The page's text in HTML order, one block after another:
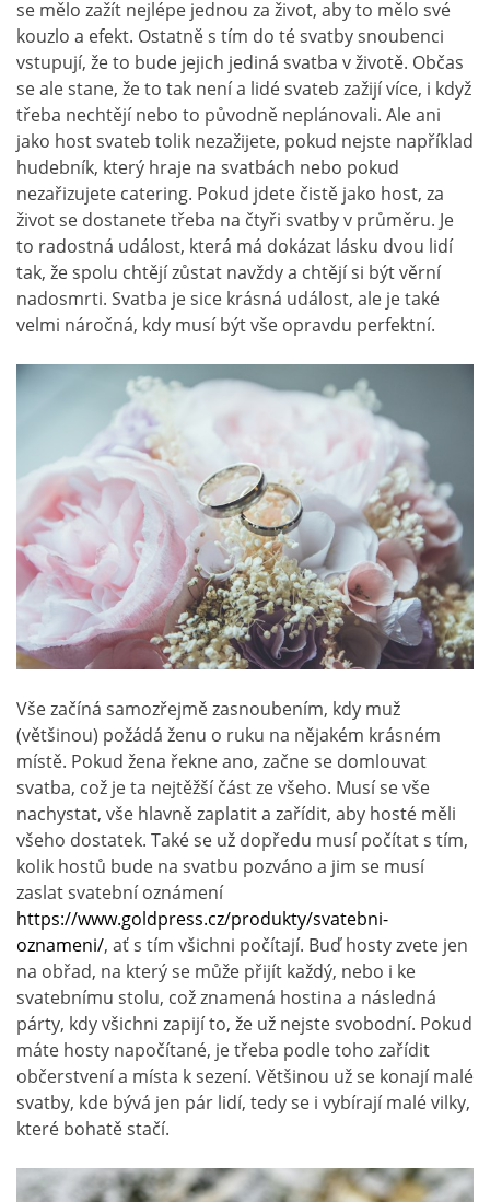
se mělo zažít nejlépe jednou za život, aby to mělo své
kouzlo a efekt. Ostatně s tím do té svatby snoubenci
vstupují, že to bude jejich jediná svatba v životě. Občas
se ale stane, že to tak není a lidé svateb zažijí více, i když
třeba nechtějí nebo to původně neplánovali. Ale ani
jako host svateb tolik nezažijete, pokud nejste například
hudebník, který hraje na svatbách nebo pokud
nezařizujete catering. Pokud jdete čistě jako host, za
život se dostanete třeba na čtyři svatby v průměru. Je
to radostná událost, která má dokázat lásku dvou lidí
tak, že spolu chtějí zůstat navždy a chtějí si být věrní
nadosmrti. Svatba je sice krásná událost, ale je také
velmi náročná, kdy musí být vše opravdu perfektní.
Vše začíná samozřejmě zasnoubením, kdy muž
(většinou) požádá ženu o ruku na nějakém krásném
místě. Pokud žena řekne ano, začne se domlouvat
svatba, což je ta nejtěžší část ze všeho. Musí se vše
nachystat, vše hlavně zaplatit a zařídit, aby hosté měli
všeho dostatek. Také se už dopředu musí počítat s tím,
kolik hostů bude na svatbu pozváno a jim se musí
zaslat svatební oznámení
https://www.goldpress.cz/produkty/svatebni-
oznameni/, ať s tím všichni počítají. Buď hosty zvete jen
na obřad, na který se může přijít každý, nebo i ke
svatebnímu stolu, což znamená hostina a následná
párty, kdy všichni zapijí to, že už nejste svobodní. Pokud
máte hosty napočítané, je třeba podle toho zařídit
občerstvení a místa k sezení. Většinou už se konají malé
svatby, kde bývá jen pár lidí, tedy se i vybírají malé vilky,
které bohatě stačí.